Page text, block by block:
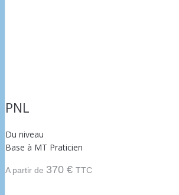
PNL
Du niveau
Base à MT Praticien
A partir de 370 € TTC